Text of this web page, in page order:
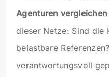
Agenturen vergleichen
dieser Netze: Sind die
belastbare
verantwortungsvoll